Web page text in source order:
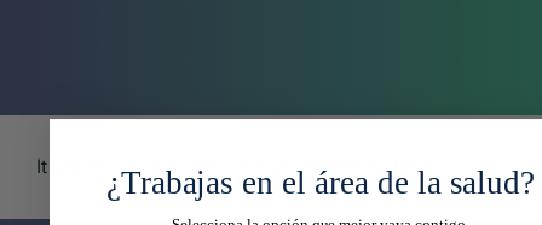
It seems we can’t find what you’re looking for.
¿Trabajas en el área de la salud?